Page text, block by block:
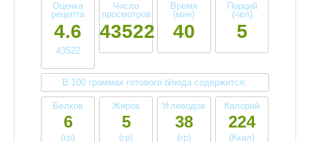
Оценка
рецепта
4.6
43522
Число
просмотров
43522
Время
(мин)
40
Порций
(чел)
5
В 100 граммах готового блюда содержится:
Белков
6
(гр)
Жиров
5
(гр)
Углеводов
38
(гр)
Калорий
224
(Ккал)